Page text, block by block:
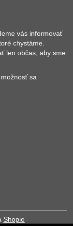
vás informovať
chystáme.
len občas, aby sme
sa
Shopio